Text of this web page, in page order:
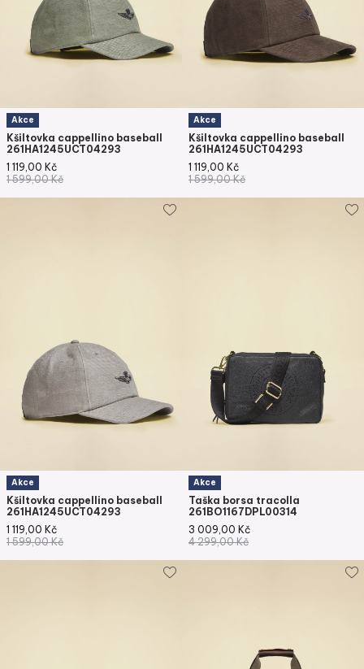
Akce
Kšiltovka cappellino baseball
261HA1245UCT04293
1 119,00 Kč
1 599,00Kč
Akce
Kšiltovka cappellino baseball
261HA1245UCT04293
1 119,00 Kč
1 599,00Kč
Akce
Kšiltovka cappellino baseball
261HA1245UCT04293
1 119,00 Kč
1 599,00Kč
Akce
Taška borsa tracolla
261BO1167DPL00314
3 009,00 Kč
4 299,00Kč